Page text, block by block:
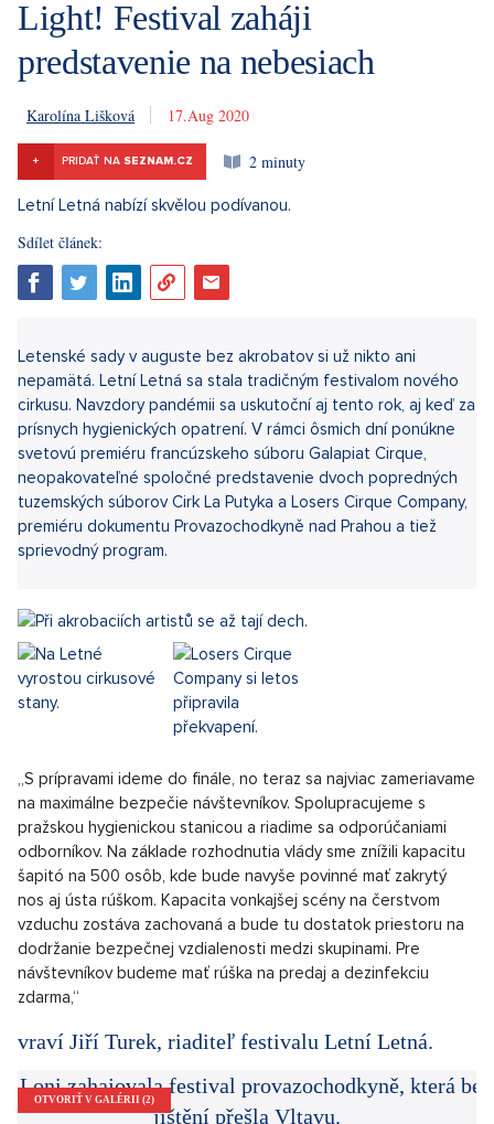
Light! Festival zaháji
predstavenie na nebesiach
Karolína Lišková 17. 8. 2020
+ PRIDAŤ NA SEZNAM.CZ 2 minuty
Sdílet článek:
Letenské sady v auguste bez akrobatov si už nikto ani
nepamätá. Letní Letná sa stala tradičným festivalom nového
cirkusu. Navzdory pandémii sa uskutoční aj tento rok, aj keď za
prísnych hygienických opatrení. V rámci ôsmich dní ponúkne
neopakovateľné spoločné predstavenie dvoch popredných
tuzemských súborov Cirk La Putyka a Losers Cirque Company,
premiéru dokumentu Provazochodkyně nad Prahou a tiež
sprievodný program.
na maximálne bezpečie návštevníkov. Spolupracujeme s
pražskou hygienickou stanicou a riadime sa odporúčaniami